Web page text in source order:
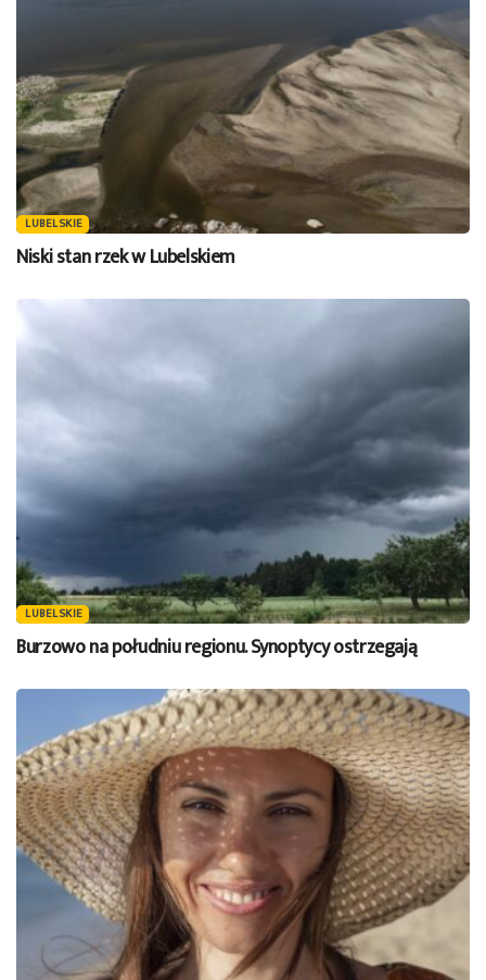
LUBELSKIE
Niski stan rzek w Lubelskiem
LUBELSKIE
Burzowo na południu regionu. Synoptycy ostrzegają